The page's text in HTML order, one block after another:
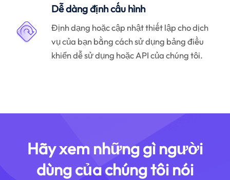
Dễ dàng định cấu hình
Định dạng hoặc cập nhật thiết lập cho dịch
vụ của bạn bằng cách sử dụng bảng điều
khiển dễ sử dụng hoặc API của chúng tôi.
Hãy xem những gì người
dùng của chúng tôi nói